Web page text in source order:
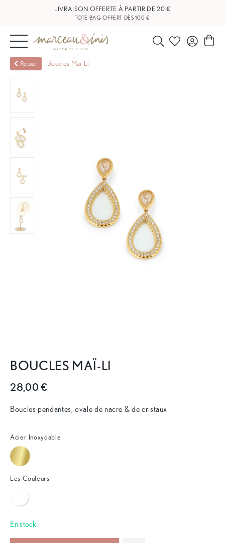
TOTE BAG OFFERT DÈS 100 €
NOUVEAUTÉS
OUTLET
BLOG
NOS
FAQ
Retour Boucles Maï-Li
BOUCLES MAÏ-LI
28,00 €
Boucles pendantes, ovale de nacre & de cristaux
Acier Inoxydable
Les Couleurs
En stock